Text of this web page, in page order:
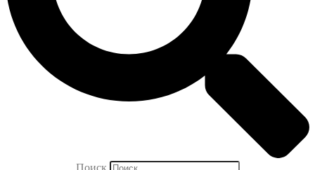
Поиск